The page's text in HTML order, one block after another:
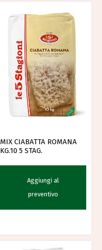
MIX CIABATTA ROMANA
KG.10 5 STAG.
Aggiungi al
preventivo